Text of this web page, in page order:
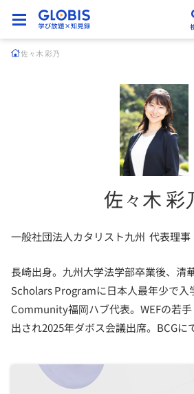
佐々木 彩乃
佐々木 彩
一般社団法人カタリスト九州 代表理事
長崎出身。九州大学法学部卒業後、清
Scholars Programに日本人最年少で入
Community福岡ハブ代表。WEFの若
出され2025年ダボス会議出席。BCGに